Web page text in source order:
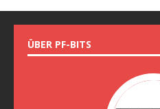
ÜBER PF-BITS